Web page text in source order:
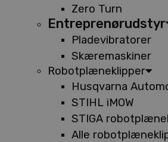
Zero Turn
Entreprenørudstyr
Pladevibratorer
Skæremaskiner
Robotplæneklipper
Husqvarna
STIHL iMOW
STIGA
Alle